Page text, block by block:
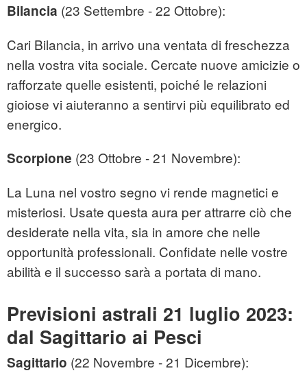
Bilancia (23 Settembre - 22 Ottobre):
Cari Bilancia, in arrivo una ventata di freschezza
nella vostra vita sociale. Cercate nuove amicizie o
rafforzate quelle esistenti, poiché le relazioni
gioiose vi aiuteranno a sentirvi più equilibrato ed
energico.
Scorpione (23 Ottobre - 21 Novembre):
La Luna nel vostro segno vi rende magnetici e
misteriosi. Usate questa aura per attrarre ciò che
desiderate nella vita, sia in amore che nelle
opportunità professionali. Confidate nelle vostre
abilità e il successo sarà a portata di mano.
Previsioni astrali 21 luglio 2023:
dal Sagittario ai Pesci
Sagittario (22 Novembre - 21 Dicembre):